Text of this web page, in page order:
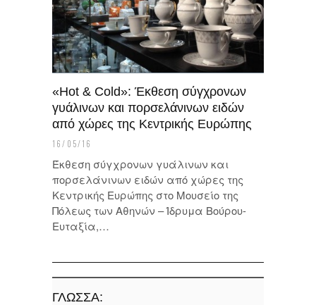
«Hot & Cold»: Έκθεση σύγχρονων
γυάλινων και πορσελάνινων ειδών
από χώρες της Κεντρικής Ευρώπης
16/05/16
Έκθεση σύγχρονων γυάλινων και
πορσελάνινων ειδών από χώρες της
Κεντρικής Ευρώπης στο Μουσείο της
Πόλεως των Αθηνών – Ίδρυμα Βούρου-
Ευταξία,…
ΓΛΏΣΣΑ: